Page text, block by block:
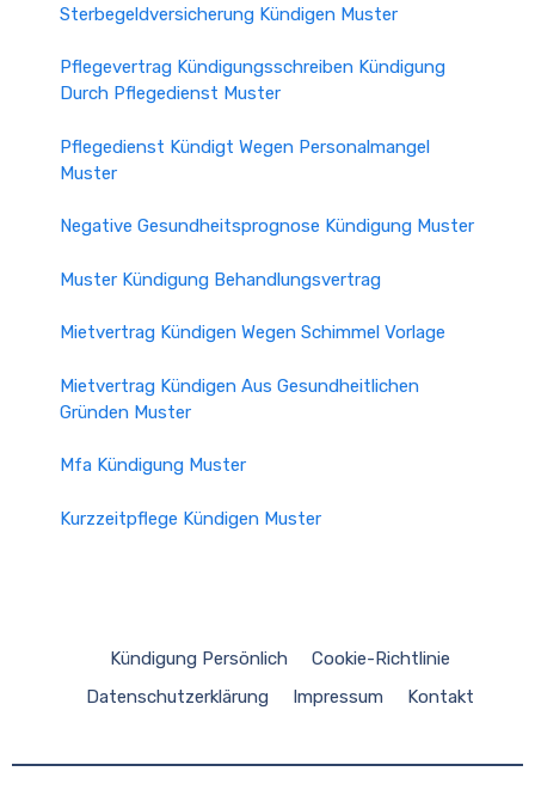
Sterbegeldversicherung Kündigen Muster
Pflegevertrag Kündigungsschreiben Kündigung
Durch Pflegedienst Muster
Pflegedienst Kündigt Wegen Personalmangel
Muster
Negative Gesundheitsprognose Kündigung Muster
Muster Kündigung Behandlungsvertrag
Mietvertrag Kündigen Wegen Schimmel Vorlage
Mietvertrag Kündigen Aus Gesundheitlichen
Gründen Muster
Mfa Kündigung Muster
Kurzzeitpflege Kündigen Muster
Kündigung Persönlich
Cookie-Richtlinie
Datenschutzerklärung
Impressum Kontakt